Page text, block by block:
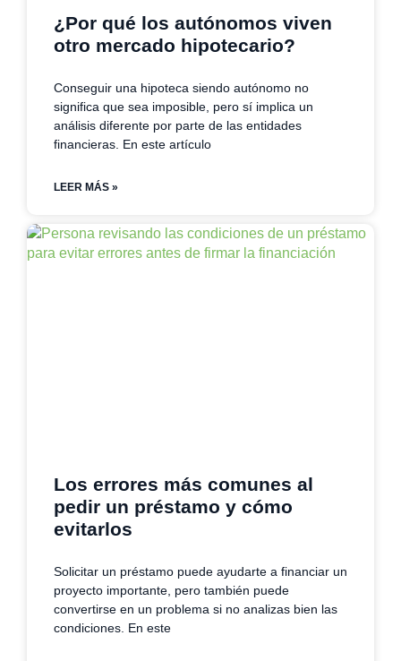
¿Por qué los autónomos viven
otro mercado hipotecario?
Conseguir una hipoteca siendo autónomo no
significa que sea imposible, pero sí implica un
análisis diferente por parte de las entidades
financieras. En este artículo
LEER MÁS »
Los errores más comunes al
pedir un préstamo y cómo
evitarlos
Solicitar un préstamo puede ayudarte a financiar un
proyecto importante, pero también puede
convertirse en un problema si no analizas bien las
condiciones. En este